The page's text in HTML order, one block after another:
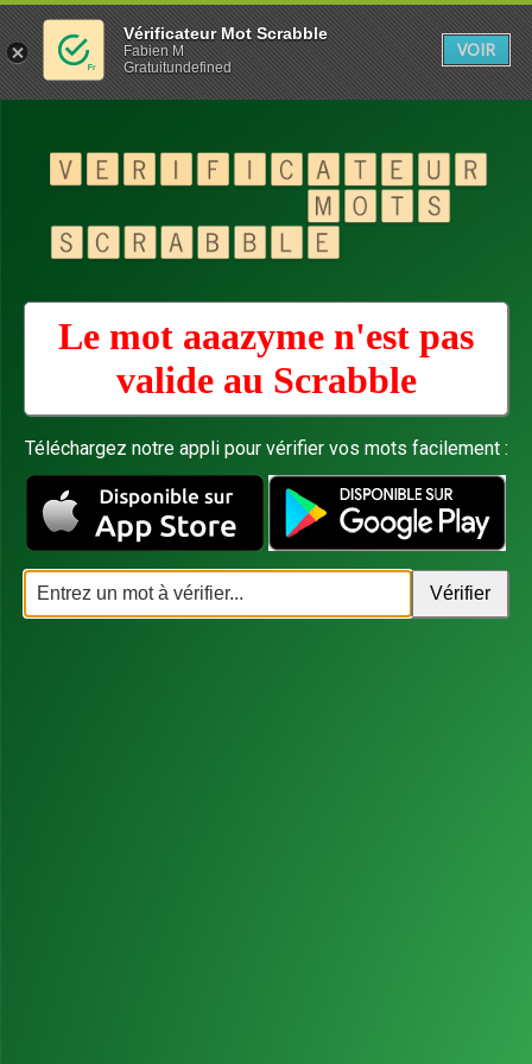
Le mot aaazyme n'est pas
valide au Scrabble
Téléchargez notre appli pour vérifier vos mots facilement :
Vérificateur Mot Scrabble
Fabien M
Gratuitundefined
VOIR